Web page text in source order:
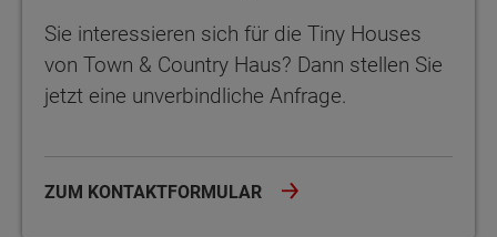
Sie interessieren sich für die Tiny Houses
von Town & Country Haus? Dann stellen Sie
jetzt eine unverbindliche Anfrage.
ZUM KONTAKTFORMULAR